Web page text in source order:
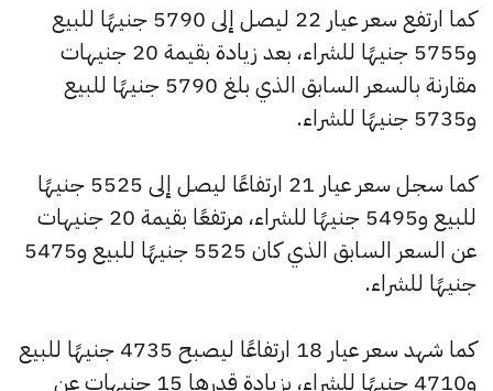
كما ارتفع سعر عيار 22 ليصل إلى 5790 جنيهًا للبيع
و5755 جنيهًا للشراء، بعد زيادة بقيمة 20 جنيهات
مقارنة بالسعر السابق الذي بلغ 5790 جنيهًا للبيع
و5735 جنيهًا للشراء.
كما سجل سعر عيار 21 ارتفاعًا ليصل إلى 5525 جنيهًا
للبيع و5495 جنيهًا للشراء، مرتفعًا بقيمة 20 جنيهات
عن السعر السابق الذي كان 5525 جنيهًا للبيع و5475
جنيهًا للشراء.
كما شهد سعر عيار 18 ارتفاعًا ليصبح 4735 جنيهًا للبيع
و4710 جنيهًا للشراء، بزيادة قدرها 15 جنيهات عن